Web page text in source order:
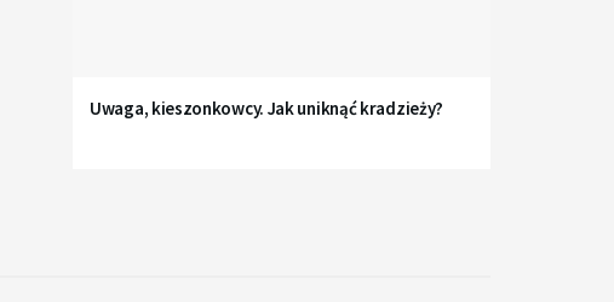
Uwaga, kieszonkowcy. Jak uniknąć kradzieży?